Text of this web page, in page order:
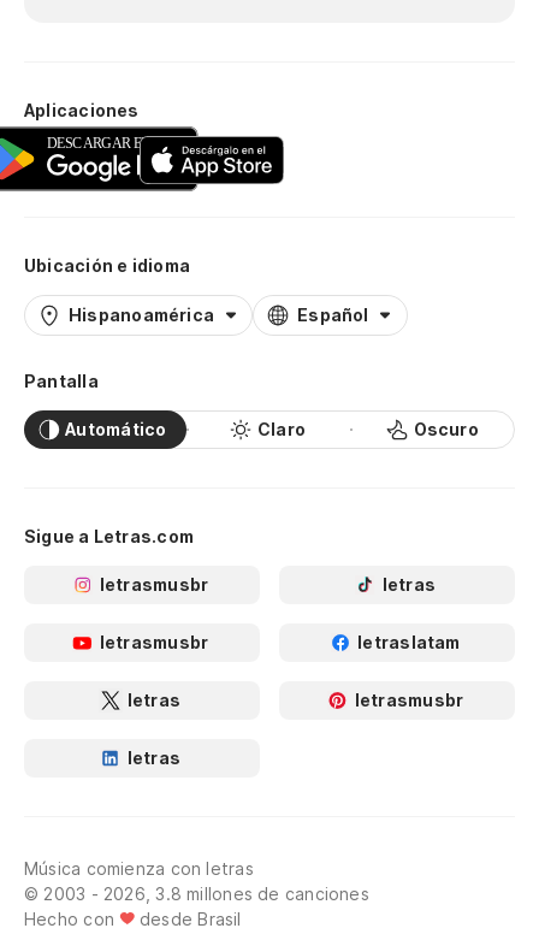
Aplicaciones
Ubicación e idioma
Hispanoamérica Español
Pantalla
Automático Claro Oscuro
Sigue a Letras.com
letrasmusbr letras
letrasmusbr letraslatam
letras letrasmusbr
letras
Música comienza con letras
© 2003 - 2026, 3.8 millones de canciones
Hecho con
desde Brasil